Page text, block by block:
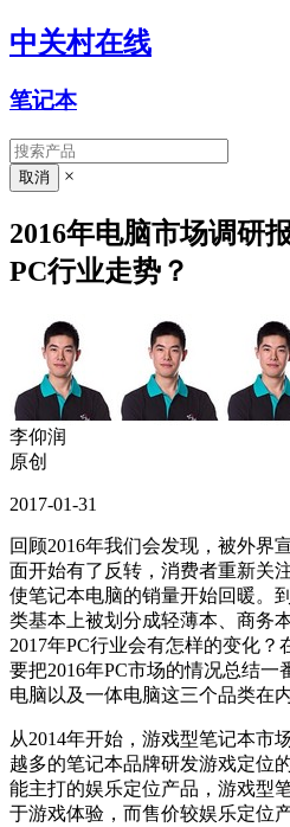
中关村在线
笔记本
×
2016年电脑市场调研
PC行业走势？
李仰润
原创
2017-01-31
回顾2016年我们会发现，被外界
面开始有了反转，消费者重新关
使笔记本电脑的销量开始回暖。
类基本上被划分成轻薄本、商务
2017年PC行业会有怎样的变化
要把2016年PC市场的情况总结
电脑以及一体电脑这三个品类在内
从2014年开始，游戏型笔记本市
越多的笔记本品牌研发游戏定位
能主打的娱乐定位产品，游戏型
于游戏体验，而售价较娱乐定位